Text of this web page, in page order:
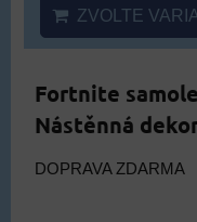
ZVOLTE
Fortnite
Nástěnná
DOPRAVA ZDARMA